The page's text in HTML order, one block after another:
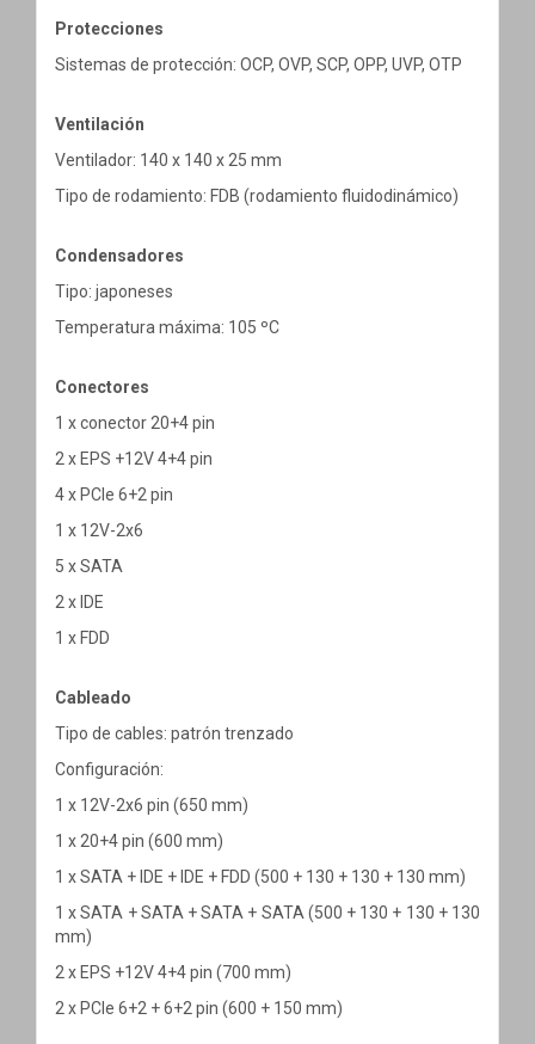
Protecciones
Sistemas de protección: OCP, OVP, SCP, OPP, UVP, OTP
Ventilación
Ventilador: 140 x 140 x 25 mm
Tipo de rodamiento: FDB (rodamiento fluidodinámico)
Condensadores
Tipo: japoneses
Temperatura máxima: 105 ºC
Conectores
1 x conector 20+4 pin
2 x EPS +12V 4+4 pin
4 x PCIe 6+2 pin
1 x 12V-2x6
5 x SATA
2 x IDE
1 x FDD
Cableado
Tipo de cables: patrón trenzado
Configuración:
1 x 12V-2x6 pin (650 mm)
1 x 20+4 pin (600 mm)
1 x SATA + IDE + IDE + FDD (500 + 130 + 130 + 130 mm)
1 x SATA + SATA + SATA + SATA (500 + 130 + 130 + 130
mm)
2 x EPS +12V 4+4 pin (700 mm)
2 x PCIe 6+2 + 6+2 pin (600 + 150 mm)